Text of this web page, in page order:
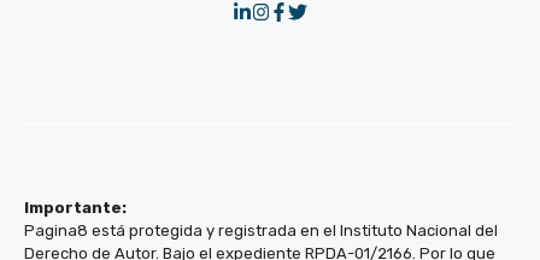
Importante:
Pagina8 está protegida y registrada en el Instituto Nacional del
Derecho de Autor. Bajo el expediente RPDA-01/2166. Por lo que